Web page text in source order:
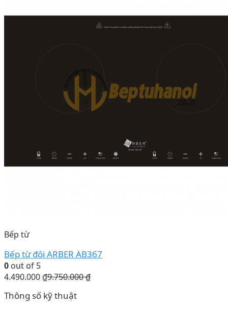
Bếp từ
Bếp từ đôi ARBER AB367
0 out of 5
4.490.000 ₫9.750.000₫
Thông số kỹ thuật